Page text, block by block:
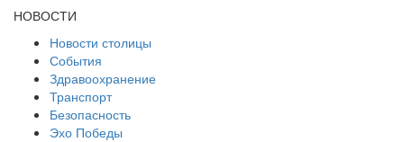
НОВОСТИ
Новости столицы
События
Здравоохранение
Транспорт
Безопасность
Эхо Победы